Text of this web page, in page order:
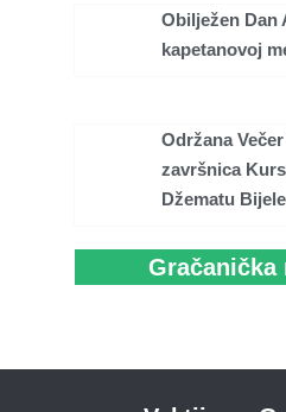
Obilježen Dan
kapetanovoj
Održana
završnica
Džematu
Gračanička